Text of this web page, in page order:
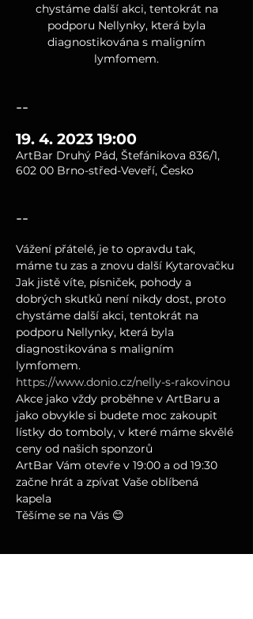
chystáme další akci, tentokrát na
podporu Nellynky, která byla
diagnostikována s maligním
lymfomem.
--
19. 4. 2023 19:00
ArtBar Druhý Pád, Štefánikova 836/1,
602 00 Brno-střed-Veveří, Česko
--
Vážení přátelé, je to opravdu tak,
máme tu zas a znovu další Kytarovačku
Jak jistě víte, písniček, pohody a
dobrých skutků není nikdy dost, proto
chystáme další akci, tentokrát na
podporu Nellynky, která byla
diagnostikována s maligním
lymfomem.
https://www.donio.cz/nelly-s-rakovinou
Akce jako vždy proběhne v ArtBaru a
jako obvykle si budete moc zakoupit
lístky do tomboly, v které máme skvělé
ceny od našich sponzorů
ArtBar Vám otevře v 19:00 a od 19:30
začne hrát a zpívat Vaše oblíbená
kapela
Těšíme se na Vás 😊